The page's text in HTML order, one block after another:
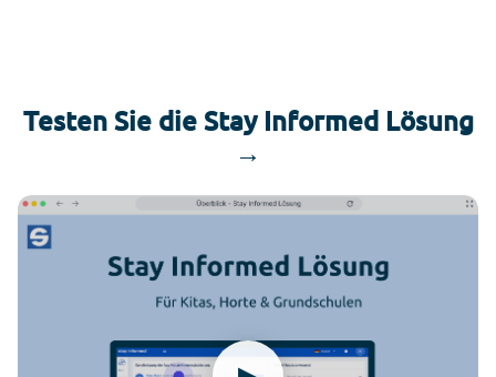
Testen Sie die Stay Informed Lösung
→